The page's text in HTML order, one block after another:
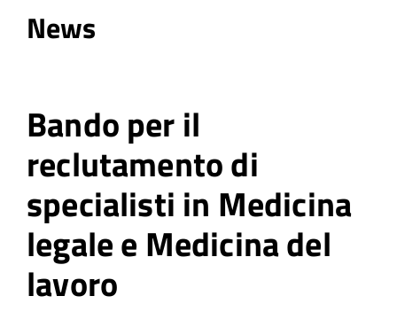
News
Bando per il
reclutamento di
specialisti in Medicina
legale e Medicina del
lavoro